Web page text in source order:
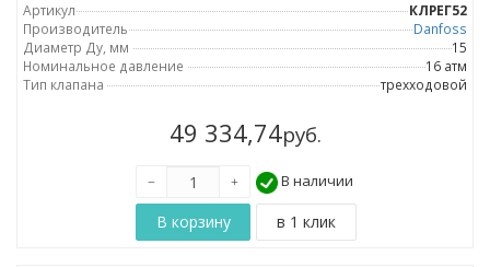
Артикул
КЛРЕГ52
Производитель
Danfoss
Диаметр Ду, мм
15
Номинальное давление
16 атм
Тип клапана
трехходовой
49 334,74руб.
В наличии